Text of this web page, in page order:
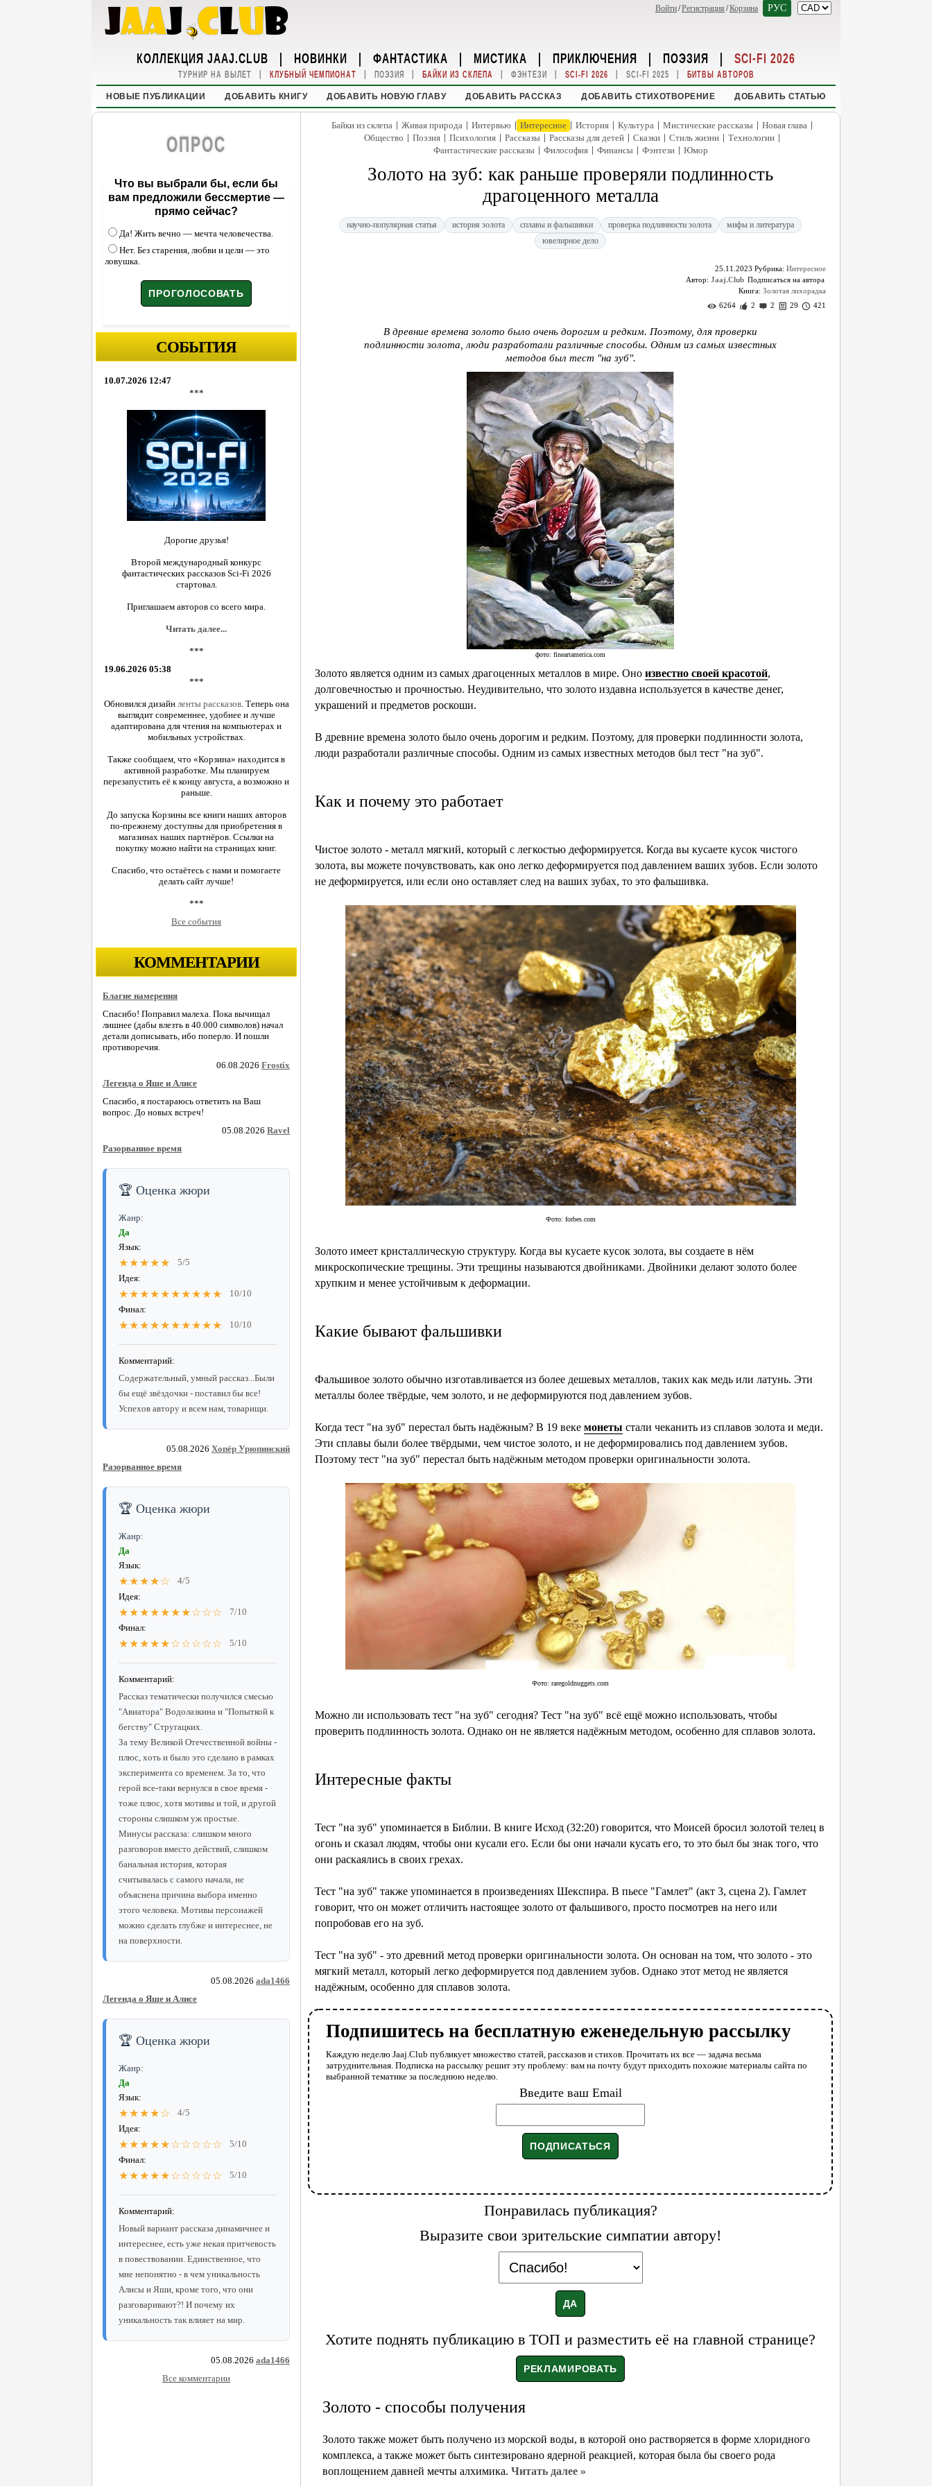
Войти/Регистрация /Корзина РУС
КОЛЛЕКЦИЯ JAAJ.CLUB | НОВИНКИ | ФАНТАСТИКА | МИСТИКА | ПРИКЛЮЧЕНИЯ | ПОЭЗИЯ | SCI-FI 2026
ТУРНИР НА ВЫЛЕТ | КЛУБНЫЙ ЧЕМПИОНАТ | ПОЭЗИЯ | БАЙКИ ИЗ СКЛЕПА | ФЭНТЕЗИ | SCI-FI 2026 | SCI-FI 2025 | БИТВЫ АВТОРОВ
НОВЫЕ ПУБЛИКАЦИИ ДОБАВИТЬ КНИГУ ДОБАВИТЬ НОВУЮ ГЛАВУ ДОБАВИТЬ РАССКАЗ ДОБАВИТЬ СТИХОТВОРЕНИЕ ДОБАВИТЬ СТАТЬЮ
ОПРОС
Что вы выбрали бы, если бы
вам предложили бессмертие —
прямо сейчас?
Да! Жить вечно — мечта человечества.
Нет. Без старения, любви и цели — это
ловушка.
СОБЫТИЯ
10.07.2026 12:47
***
Дорогие друзья!
Второй международный конкурс
фантастических рассказов Sci-Fi 2026
стартовал.
Приглашаем авторов со всего мира.
Читать далее...
***
19.06.2026 05:38
***
Обновился дизайн ленты рассказов. Теперь она
выглядит современнее, удобнее и лучше
адаптирована для чтения на компьютерах и
мобильных устройствах.
Также сообщаем, что «Корзина» находится в
активной разработке. Мы планируем
перезапустить её к концу августа, а возможно и
раньше.
До запуска Корзины все книги наших авторов
по-прежнему доступны для приобретения в
магазинах наших партнёров. Ссылки на
покупку можно найти на страницах книг.
Спасибо, что остаётесь с нами и помогаете
делать сайт лучше!
***
Все события
КОММЕНТАРИИ
Благие намерения
Спасибо! Поправил малеха. Пока вычищал
лишнее (дабы влезть в 40.000 символов) начал
детали дописывать, ибо поперло. И пошли
противоречия.
06.08.2026 Frostix
Легенда о Яше и Алисе
Спасибо, я постараюсь ответить на Ваш
вопрос. До новых встреч!
05.08.2026 Ravel
Разорванное время
🏆 Оценка жюри
Жанр:
Да
Язык:
★★★★★
5/5
Идея:
★★★★★★★★★★
10/10
Финал:
★★★★★★★★★★ 10/10
Комментарий:
Содержательный, умный рассказ...Были
бы ещё звёздочки - поставил бы все!
Успехов автору и всем нам, товарищи.
05.08.2026 Хопёр Урюпинский
Разорванное время
🏆 Оценка жюри
Жанр:
Да
Язык:
★★★★☆
4/5
Идея:
★★★★★★★☆☆☆
7/10
Финал:
★★★★★☆☆☆☆☆ 5/10
Комментарий:
Рассказ тематически получился смесью
"Авиатора" Водолазкина и "Попыткой к
бегству" Стругацких.
За тему Великой Отечественной войны -
плюс, хоть и было это сделано в рамках
эксперимента со временем. За то, что
герой все-таки вернулся в свое время -
тоже плюс, хотя мотивы и той, и другой
стороны слишком уж простые.
Минусы рассказа: слишком много
разговоров вместо действий, слишком
банальная история, которая
считывалась с самого начала, не
объяснена причина выбора именно
этого человека. Мотивы персонажей
можно сделать глубже и интереснее, не
на поверхности.
05.08.2026 ada1466
Легенда о Яше и Алисе
🏆 Оценка жюри
Жанр:
Да
Язык:
★★★★☆
4/5
Идея:
★★★★★☆☆☆☆☆
5/10
Финал:
★★★★★☆☆☆☆☆ 5/10
Комментарий:
Новый вариант рассказа динамичнее и
интереснее, есть уже некая притчевость
в повествовании. Единственное, что
мне непонятно - в чем уникальность
Алисы и Яши, кроме того, что они
разговаривают?! И почему их
уникальность так влияет на мир.
05.08.2026 ada1466
Все комментарии
Байки из склепа | Живая природа | Интервью | Интересное | История | Культура | Мистические рассказы | Новая глава |
Общество | Поэзия | Психология | Рассказы | Рассказы для детей | Сказки | Стиль жизни | Технологии |
Фантастические рассказы | Философия | Финансы | Фэнтези | Юмор
Золото на зуб: как раньше проверяли подлинность
драгоценного металла
научно-популярная статья история золота сплавы и фальшивки проверка подлинности золота
мифы и литература
ювелирное дело
25.11.2023 Рубрика: Интересное
Автор: Jaaj.Club
Книга: Золотая лихорадка
6264
2 2 29 421
В древние времена золото было очень дорогим и редким. Поэтому, для проверки
подлинности золота, люди разработали различные способы. Одним из самых известных
методов был тест "на зуб".
фото: fineartamerica.com
Золото является одним из самых драгоценных металлов в мире. Оно известно своей красотой,
долговечностью и прочностью. Неудивительно, что золото издавна используется в качестве денег,
украшений и предметов роскоши.
В древние времена золото было очень дорогим и редким. Поэтому, для проверки подлинности золота,
люди разработали различные способы. Одним из самых известных методов был тест "на зуб".
Как и почему это работает
Чистое золото - металл мягкий, который с легкостью деформируется. Когда вы кусаете кусок чистого
золота, вы можете почувствовать, как оно легко деформируется под давлением ваших зубов. Если золото
не деформируется, или если оно оставляет след на ваших зубах, то это фальшивка.
Фото: forbes.com
Золото имеет кристаллическую структуру. Когда вы кусаете кусок золота, вы создаете в нём
микроскопические трещины. Эти трещины называются двойниками. Двойники делают золото более
хрупким и менее устойчивым к деформации.
Какие бывают фальшивки
Фальшивое золото обычно изготавливается из более дешевых металлов, таких как медь или латунь. Эти
металлы более твёрдые, чем золото, и не деформируются под давлением зубов.
Когда тест "на зуб" перестал быть надёжным? В 19 веке монеты стали чеканить из сплавов золота и меди.
Эти сплавы были более твёрдыми, чем чистое золото, и не деформировались под давлением зубов.
Поэтому тест "на зуб" перестал быть надёжным методом проверки оригинальности золота.
Фото: raregoldnuggets.com
Можно ли использовать тест "на зуб" сегодня? Тест "на зуб" всё ещё можно использовать, чтобы
проверить подлинность золота. Однако он не является надёжным методом, особенно для сплавов золота.
Интересные факты
Тест "на зуб" упоминается в Библии. В книге Исход (32:20) говорится, что Моисей бросил золотой телец в
огонь и сказал людям, чтобы они кусали его. Если бы они начали кусать его, то это был бы знак того, что
они раскаялись в своих грехах.
Тест "на зуб" также упоминается в произведениях Шекспира. В пьесе "Гамлет" (акт 3, сцена 2). Гамлет
говорит, что он может отличить настоящее золото от фальшивого, просто посмотрев на него или
попробовав его на зуб.
Тест "на зуб" - это древний метод проверки оригинальности золота. Он основан на том, что золото - это
мягкий металл, который легко деформируется под давлением зубов. Однако этот метод не является
надёжным, особенно для сплавов золота.
Подпишитесь на бесплатную еженедельную рассылку
Каждую неделю Jaaj.Club публикует множество статей, рассказов и стихов. Прочитать их все — задача весьма
затруднительная. Подписка на рассылку решит эту проблему: вам на почту будут приходить похожие материалы сайта по
выбранной тематике за последнюю неделю.
Введите ваш Email
Понравилась публикация?
Выразите свои зрительские симпатии автору!
Хотите поднять публикацию в ТОП и разместить её на главной странице?
Золото - способы получения
Золото также может быть получено из морской воды, в которой оно растворяется в форме хлоридного
комплекса, а также может быть синтезировано ядерной реакцией, которая была бы своего рода
воплощением давней мечты алхимика. Читать далее »